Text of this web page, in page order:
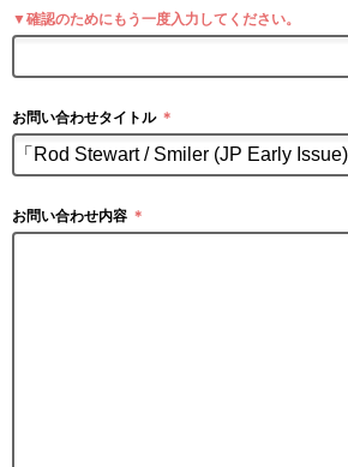
▼確認のためにもう一度入力してください。
お問い合わせタイトル ＊
お問い合わせ内容 ＊